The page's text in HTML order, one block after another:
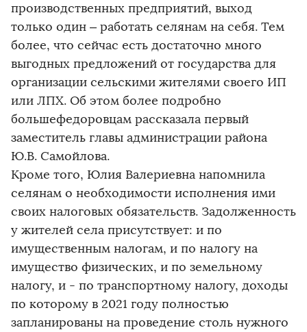
производственных предприятий, выход
только один – работать селянам на себя. Тем
более, что сейчас есть достаточно много
выгодных предложений от государства для
организации сельскими жителями своего ИП
или ЛПХ. Об этом более подробно
большефедоровцам рассказала первый
заместитель главы администрации района
Ю.В. Самойлова.
Кроме того, Юлия Валериевна напомнила
селянам о необходимости исполнения ими
своих налоговых обязательств. Задолженность
у жителей села присутствует: и по
имущественным налогам, и по налогу на
имущество физических, и по земельному
налогу, и - по транспортному налогу, доходы
по которому в 2021 году полностью
запланированы на проведение столь нужного